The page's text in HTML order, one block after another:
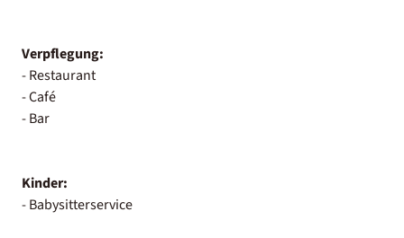
Verpflegung:
- Restaurant
- Café
- Bar
Kinder:
- Babysitterservice